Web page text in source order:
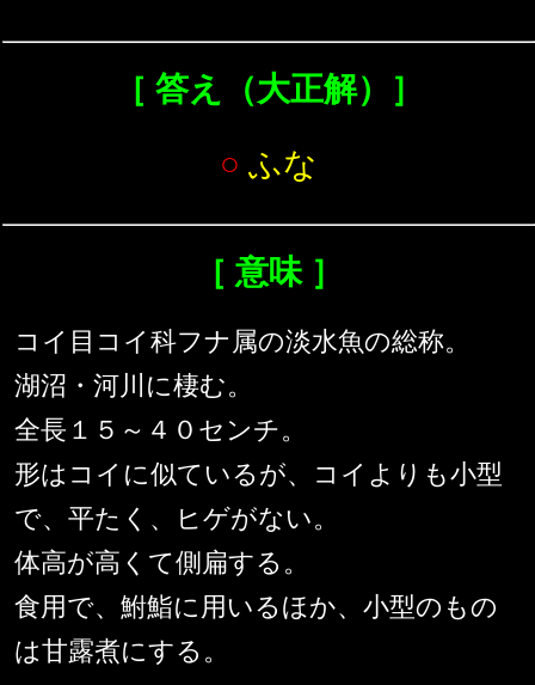
［ 答え（大正解）］
○ ふな
［ 意味 ］
コイ目コイ科フナ属の淡水魚の総称。
湖沼・河川に棲む。
全長１５～４０センチ。
形はコイに似ているが、コイよりも小型
で、平たく、ヒゲがない。
体高が高くて側扁する。
食用で、鮒鮨に用いるほか、小型のもの
は甘露煮にする。